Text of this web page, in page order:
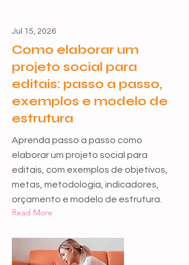
Jul 15, 2026
Como elaborar um
projeto social para
editais: passo a passo,
exemplos e modelo de
estrutura
Aprenda passo a passo como
elaborar um projeto social para
editais, com exemplos de objetivos,
metas, metodologia, indicadores,
orçamento e modelo de estrutura.
Read More